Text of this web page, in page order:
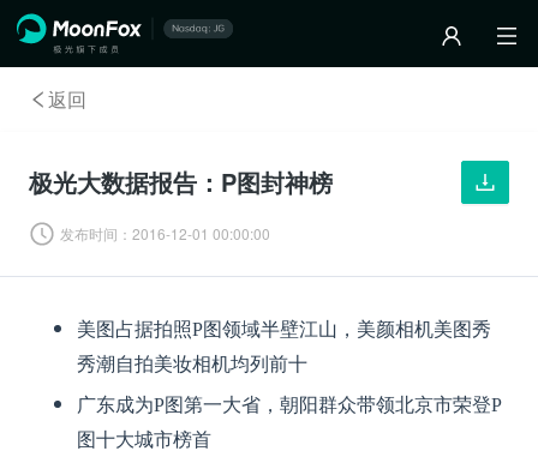
返回
极光大数据报告：P图封神榜
发布时间： 2016-12-01 00:00:00
美图占据拍照P图领域半壁江山，美颜相机美图秀
秀潮自拍美妆相机均列前十
广东成为P图第一大省，朝阳群众带领北京市荣登P
图十大城市榜首